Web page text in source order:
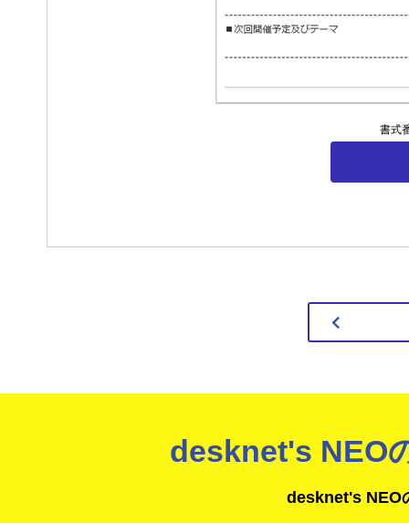
セミナー
よくあるご質
お客様サポー
サイト内検索
書式
desknet's NEO
desknet's NEO